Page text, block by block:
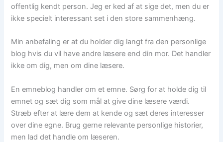
offentlig kendt person. Jeg er ked af at sige det, men du er
ikke specielt interessant set i den store sammenhæng.
Min anbefaling er at du holder dig langt fra den personlige
blog hvis du vil have andre læsere end din mor. Det handler
ikke om dig, men om dine læsere.
En emneblog handler om et emne. Sørg for at holde dig til
emnet og sæt dig som mål at give dine læsere værdi.
Stræb efter at lære dem at kende og sæt deres interesser
over dine egne. Brug gerne relevante personlige historier,
men lad det handle om læseren.